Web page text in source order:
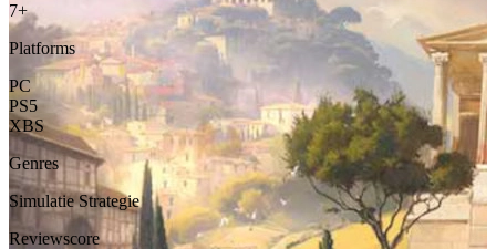
7+
Platforms
PC
PS5
XBS
Genres
Simulatie Strategie
Reviewscore